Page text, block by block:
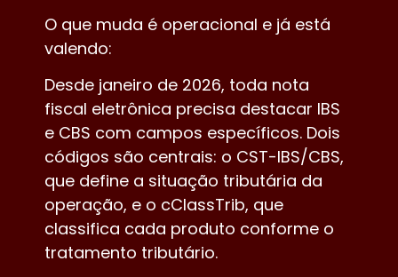
O que muda é operacional e já está
valendo:
Desde janeiro de 2026, toda nota
fiscal eletrônica precisa destacar IBS
e CBS com campos específicos. Dois
códigos são centrais: o CST-IBS/CBS,
que define a situação tributária da
operação, e o cClassTrib, que
classifica cada produto conforme o
tratamento tributário.